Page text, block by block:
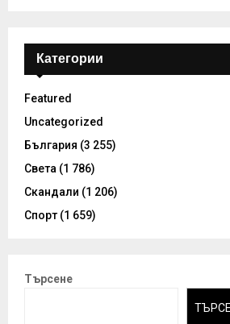
Категории
Featured
Uncategorized
България (3 255)
Света (1 786)
Скандали (1 206)
Спорт (1 659)
Търсене